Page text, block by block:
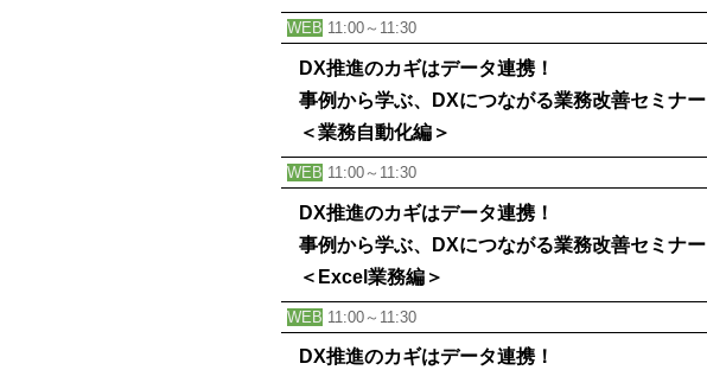
WEB 11:00～11:30
DX推進のカギはデータ連携！
事例から学ぶ、DXにつながる業務改善セミナー
＜業務自動化編＞
WEB 11:00～11:30
DX推進のカギはデータ連携！
事例から学ぶ、DXにつながる業務改善セミナー
＜Excel業務編＞
WEB 11:00～11:30
DX推進のカギはデータ連携！